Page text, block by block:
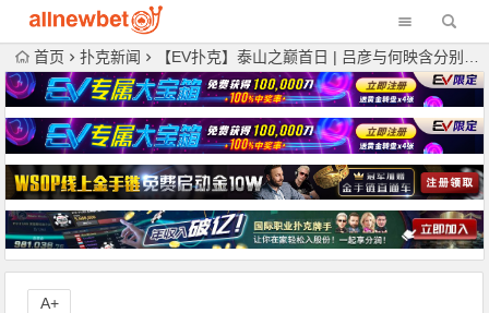
首页 扑克新闻 【EV扑克】泰山之巅首日 | 吕彦与何映含分别斩获开幕赛AB组CL，Day1共262人次参与，38人晋级Day2
A+